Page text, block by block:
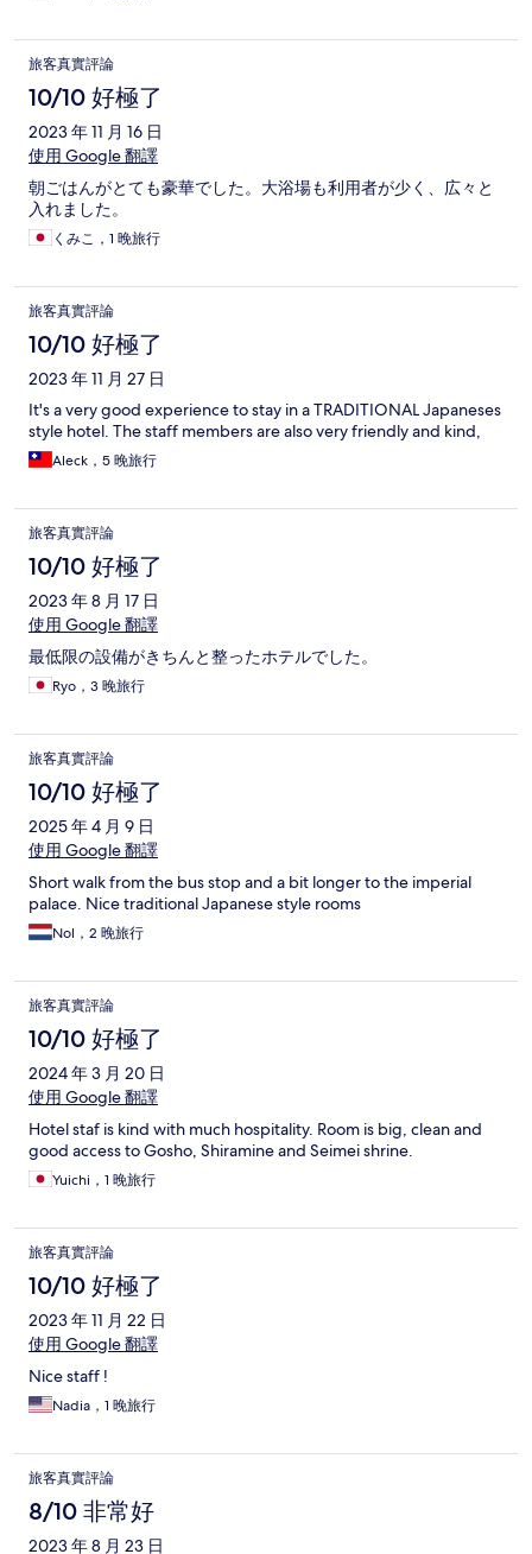
旅客真實評論
10/10 好極了
2023 年 11 月 16 日
使用 Google 翻譯
朝ごはんがとても豪華でした。大浴場も利用者が少く、広々と
入れました。
くみこ，1 晚旅行
旅客真實評論
10/10 好極了
2023 年 11 月 27 日
It's a very good experience to stay in a TRADITIONAL Japaneses
style hotel. The staff members are also very friendly and kind,
Aleck，5 晚旅行
旅客真實評論
10/10 好極了
2023 年 8 月 17 日
使用 Google 翻譯
最低限の設備がきちんと整ったホテルでした。
Ryo，3 晚旅行
旅客真實評論
10/10 好極了
2025 年 4 月 9 日
使用 Google 翻譯
Short walk from the bus stop and a bit longer to the imperial
palace. Nice traditional Japanese style rooms
Nol，2 晚旅行
旅客真實評論
10/10 好極了
2024 年 3 月 20 日
使用 Google 翻譯
Hotel staf is kind with much hospitality. Room is big, clean and
good access to Gosho, Shiramine and Seimei shrine.
Yuichi，1 晚旅行
旅客真實評論
10/10 好極了
2023 年 11 月 22 日
使用 Google 翻譯
Nice staff !
Nadia，1 晚旅行
旅客真實評論
8/10 非常好
2023 年 8 月 23 日